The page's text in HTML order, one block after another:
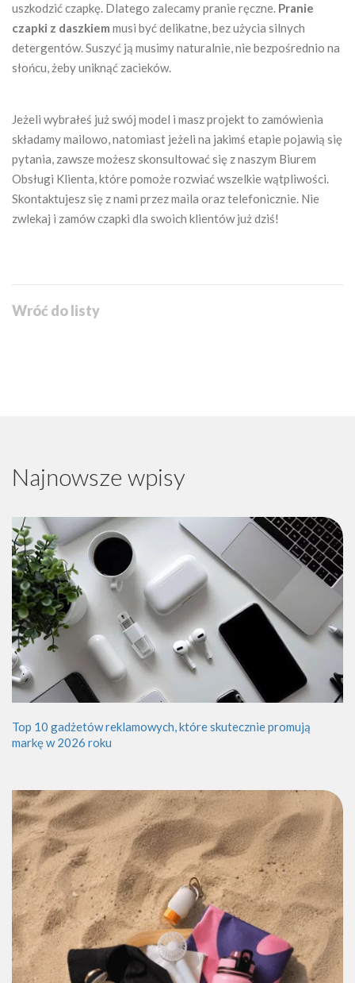
uszkodzić czapkę. Dlatego zalecamy pranie ręczne. Pranie
czapki z daszkiem musi być delikatne, bez użycia silnych
detergentów. Suszyć ją musimy naturalnie, nie bezpośrednio na
słońcu, żeby uniknąć zacieków.
Jeżeli wybrałeś już swój model i masz projekt to zamówienia
składamy mailowo, natomiast jeżeli na jakimś etapie pojawią się
pytania, zawsze możesz skonsultować się z naszym Biurem
Obsługi Klienta, które pomoże rozwiać wszelkie wątpliwości.
Skontaktujesz się z nami przez maila oraz telefonicznie. Nie
zwlekaj i zamów czapki dla swoich klientów już dziś!
Wróć do listy
Najnowsze wpisy
Top 10 gadżetów reklamowych, które skutecznie promują
markę w 2026 roku